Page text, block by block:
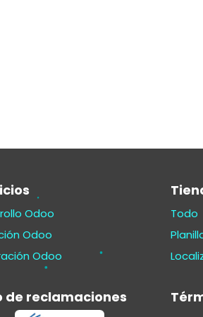
Odoo
Odoo
Odoo
Todo
de reclamaciones